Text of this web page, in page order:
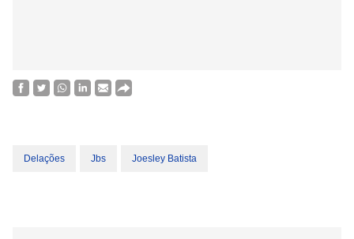
Delações Jbs Joesley Batista